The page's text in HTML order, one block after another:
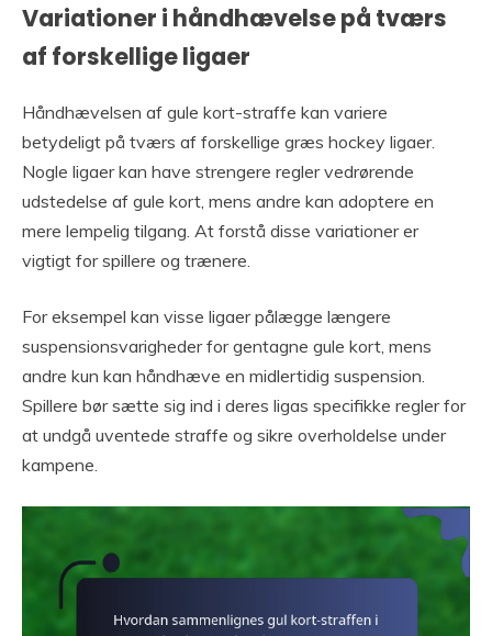
Variationer i håndhævelse på tværs
af forskellige ligaer
Håndhævelsen af gule kort-straffe kan variere
betydeligt på tværs af forskellige græs hockey ligaer.
Nogle ligaer kan have strengere regler vedrørende
udstedelse af gule kort, mens andre kan adoptere en
mere lempelig tilgang. At forstå disse variationer er
vigtigt for spillere og trænere.
For eksempel kan visse ligaer pålægge længere
suspensionsvarigheder for gentagne gule kort, mens
andre kun kan håndhæve en midlertidig suspension.
Spillere bør sætte sig ind i deres ligas specifikke regler for
at undgå uventede straffe og sikre overholdelse under
kampene.